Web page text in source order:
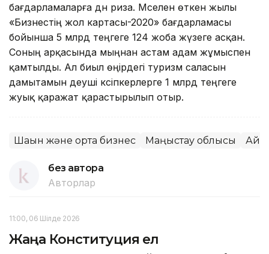
бағдарламаларға дән риза. Мәселен өткен жылы
«Бизнестің жол картасы-2020» бағдарламасы
бойынша 5 млрд теңгеге 124 жоба жүзеге асқан.
Соның арқасында мыңнан астам адам жұмыспен
қамтылды. Ал биыл өңірдегі туризм саласын
дамытамын деуші кәсіпкерлерге 1 млрд теңгеге
жуық қаражат қарастырылып отыр.
Шағын және орта бизнес Маңғыстау облысы
без автора
Авторлар
11:00, 06 Шілде 2026
Жаңа Конституция ел